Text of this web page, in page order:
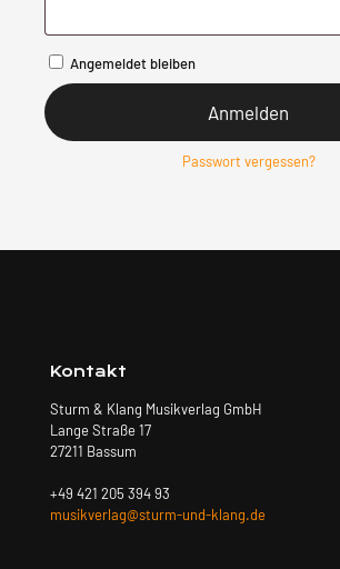
Angemeldet bleiben
Anmelden
Passwort vergessen?
Kontakt
Sturm & Klang Musikverlag GmbH
Lange Straße 17
27211 Bassum
+49 421 205 394 93
musikverlag@sturm-und-klang.de